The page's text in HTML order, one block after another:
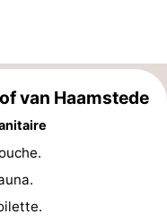
van Haamstede